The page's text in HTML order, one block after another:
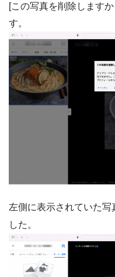
[この写真を削除します
す。
左側に表示されていた写
した。